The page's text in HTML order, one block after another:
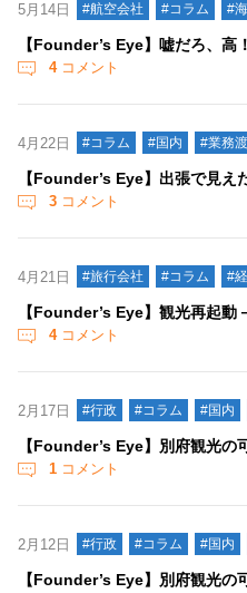
5月14日 #航空会社 #コラム #
【Founder’s Eye】嘘だろ、高！
4コメント
4月22日 #コラム #国内 #業務
【Founder’s Eye】出張で見え
3 コメント
4月21日 #旅行会社 #コラム #
【Founder’s Eye】観光再起動
4コメント
2月17日 #行政 #コラム #国内
【Founder’s Eye】別府観光
1 コメント
2月12日 #行政 #コラム #国内
【Founder’s Eye】別府観光